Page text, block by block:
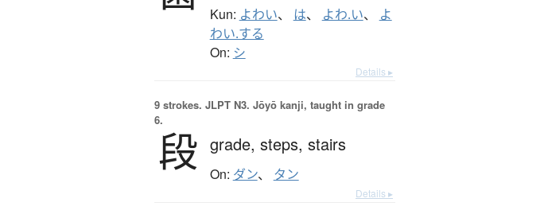
Kun: よわい、 は、 よわ.い、
よ
わい.する
On: シ
Details ▸
9 strokes. JLPT N3. Jōyō kanji, taught in grade
6.
段 grade, steps, stairs
On: ダン、 タン
Details ▸